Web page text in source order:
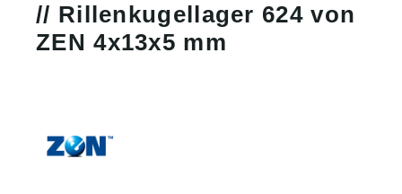
Rillenkugellager 624 von
ZEN 4x13x5 mm